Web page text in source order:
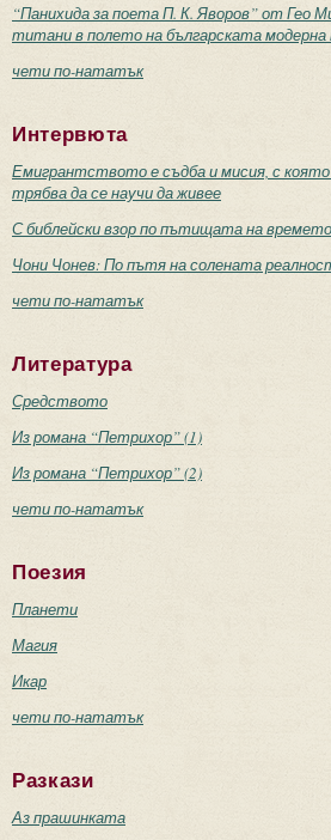
“Панихида за поета П. К. Яворов” от Гео
титани в полето на българската модерна
чети по-нататък
Интервюта
Емигрантството е съдба и мисия, с
трябва да се научи да живее
С библейски взор по пътищата на
Чони Чонев: По пътя на солената
чети по-нататък
Литература
Средството
Из романа “Петрихор” (1)
Из романа “Петрихор” (2)
чети по-нататък
Поезия
Планети
Магия
Икар
чети по-нататък
Разкази
Аз прашинката